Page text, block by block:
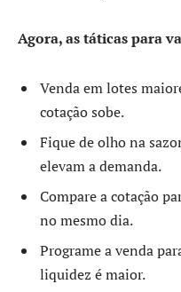
Agora, as táticas para
Venda em lotes
cotação sobe.
Fique de olho na
elevam a demanda.
Compare a cotação
no mesmo dia.
Programe a venda
liquidez é maior.